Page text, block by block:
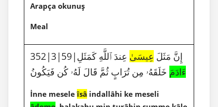
Arapça okunuş
Meal
352|3|59|إِنَّ مَثَلَ عِيسَىٰ عِندَ ٱللَّهِ كَمَثَلِ
ءَادَمَ خَلَقَهُۥ مِن تُرَابٍ ثُمَّ قَالَ لَهُۥ كُن فَيَكُونُ
İnne meseleîsâ indallâhi ke meseli